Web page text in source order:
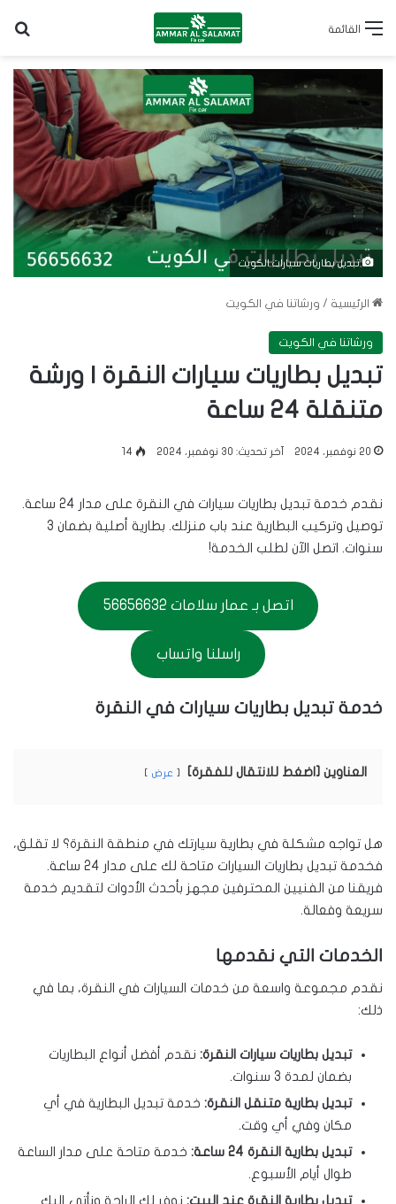
القائمة
تبديل بطاريات سيارات الكويت
الرئيسية / ورشاتنا في الكويت
ورشاتنا في الكويت
تبديل بطاريات سيارات النقرة | ورشة
متنقلة 24 ساعة
20 نوفمبر، 2024 آخر تحديث: 30 نوفمبر، 2024 14
نقدم خدمة تبديل بطاريات سيارات في النقرة على مدار 24 ساعة.
توصيل وتركيب البطارية عند باب منزلك. بطارية أصلية بضمان 3
سنوات. اتصل الآن لطلب الخدمة!
اتصل بـ عمار سلامات 56656632
راسلنا واتساب
خدمة تبديل بطاريات سيارات في النقرة
العناوين [اضغط للانتقال للفقرة] عرض
هل تواجه مشكلة في بطارية سيارتك في منطقة النقرة؟ لا تقلق،
فخدمة تبديل بطاريات السيارات متاحة لك على مدار 24 ساعة.
فريقنا من الفنيين المحترفين مجهز بأحدث الأدوات لتقديم خدمة
سريعة وفعالة.
الخدمات التي نقدمها
نقدم مجموعة واسعة من خدمات السيارات في النقرة، بما في
ذلك:
تبديل بطاريات سيارات النقرة: نقدم أفضل أنواع البطاريات
بضمان لمدة 3 سنوات.
تبديل بطارية متنقل النقرة: خدمة تبديل البطارية في أي
مكان وفي أي وقت.
تبديل بطارية النقرة 24 ساعة:
خدمة متاحة على مدار الساعة
طوال أيام الأسبوع.
تبديل بطارية النقرة عند البيت: نوفر لك الراحة ونأتي إليك